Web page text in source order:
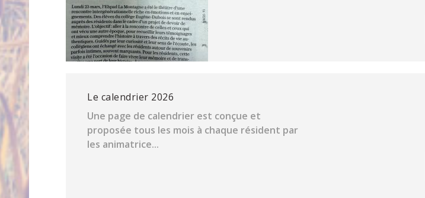
Le calendrier 2026
Une page de calendrier est conçue et
proposée tous les mois à chaque résident par
les animatrice...